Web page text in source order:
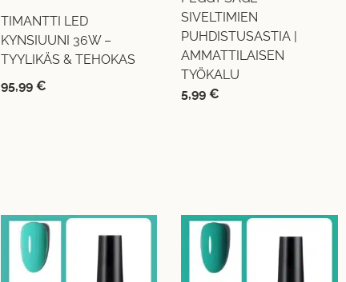
TIMANTTI LED
KYNSIUUNI 36W –
TYYLIKÄS & TEHOKAS
95,99 €
SIVELTIMIEN
PUHDISTUSASTIA |
AMMATTILAISEN
TYÖKALU
5,99€